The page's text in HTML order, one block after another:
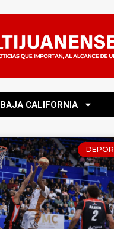
BAJA CALIFORNIA